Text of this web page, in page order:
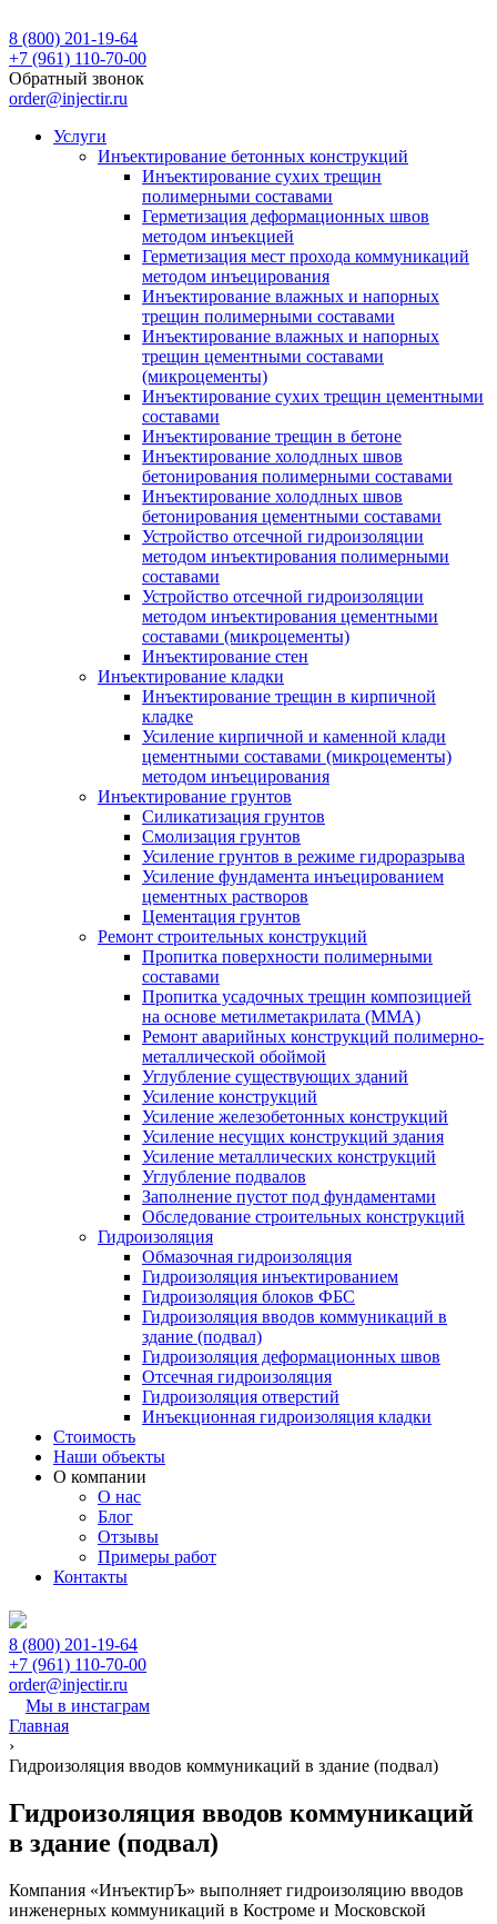
8 (800) 201-19-64
+7 (961) 110-70-00
Обратный звонок
order@injectir.ru
Услуги
Инъектирование бетонных конструкций
Инъектирование сухих трещин
полимерными составами
Герметизация деформационных швов
методом инъекцией
Герметизация мест прохода коммуникаций
методом инъецирования
Инъектирование влажных и напорных
трещин полимерными составами
Инъектирование влажных и напорных
трещин цементными составами
(микроцементы)
Инъектирование сухих трещин цементными
составами
Инъектирование трещин в бетоне
Инъектирование холодлных швов
бетонирования полимерными составами
Инъектирование холодлных швов
бетонирования цементными составами
Устройство отсечной гидроизоляции
методом инъектирования полимерными
составами
Устройство отсечной гидроизоляции
методом инъектирования цементными
составами (микроцементы)
Инъектирование стен
Инъектирование кладки
Инъектирование трещин в кирпичной
кладке
Усиление кирпичной и каменной клади
цементными составами (микроцементы)
методом инъецирования
Инъектирование грунтов
Силикатизация грунтов
Смолизация грунтов
Усиление грунтов в режиме гидроразрыва
Усиление фундамента инъецированием
цементных растворов
Цементация грунтов
Ремонт строительных конструкций
Пропитка поверхности полимерными
составами
Пропитка усадочных трещин композицией
на основе метилметакрилата (ММА)
Ремонт аварийных конструкций полимерно-
металлической обоймой
Углубление существующих зданий
Усиление конструкций
Усиление железобетонных конструкций
Усиление несущих конструкций здания
Усиление металлических конструкций
Углубление подвалов
Заполнение пустот под фундаментами
Обследование строительных конструкций
Гидроизоляция
Обмазочная гидроизоляция
Гидроизоляция инъектированием
Гидроизоляция блоков ФБС
Гидроизоляция вводов коммуникаций в
здание (подвал)
Гидроизоляция деформационных швов
Отсечная гидроизоляция
Гидроизоляция отверстий
Инъекционная гидроизоляция кладки
Стоимость
Наши объекты
О компании
О нас
Блог
Отзывы
Примеры работ
Контакты
8 (800) 201-19-64
+7 (961) 110-70-00
order@injectir.ru
Мы в инстаграм
Главная
›
Гидроизоляция вводов коммуникаций в здание (подвал)
Гидроизоляция вводов коммуникаций
в здание (подвал)
Компания «ИнъектирЪ» выполняет гидроизоляцию вводов
инженерных коммуникаций в Костроме и Московской